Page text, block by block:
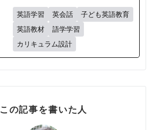
英語学習 英会話
子ども英語教育
英語教材
語学学習
カリキュラム設計
この記事を書いた人